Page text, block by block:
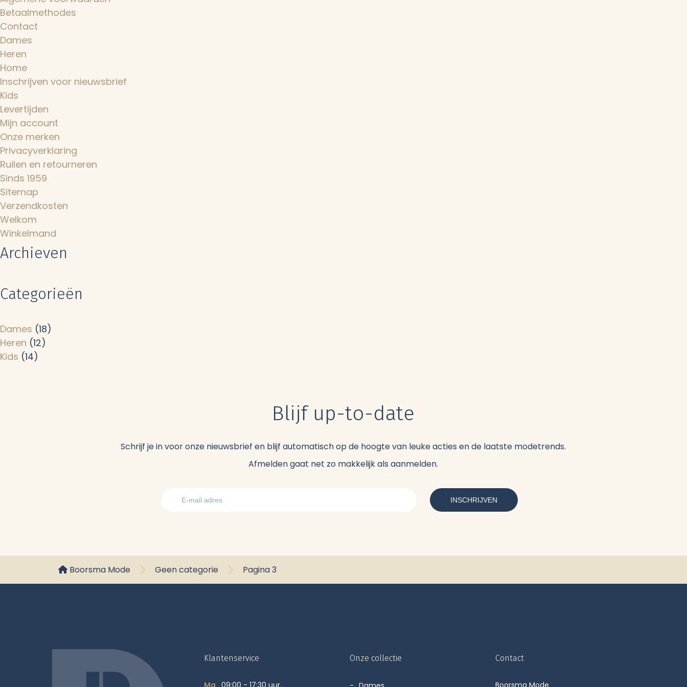
Betaalmethodes
Contact
Dames
Heren
Home
Inschrijven voor nieuwsbrief
Kids
Levertijden
Mijn account
Onze merken
Privacyverklaring
Ruilen en retourneren
Sinds 1959
Sitemap
Verzendkosten
Welkom
Winkelmand
Archieven
Categorieën
Dames (18)
Heren (12)
Kids (14)
Blijf up-to-date
Schrijf je in voor onze nieuwsbrief en blijf automatisch op de hoogte van leuke acties en de laatste modetrends.
Afmelden gaat net zo makkelijk als aanmelden.
Boorsma Mode Geen categorie Pagina 3
Klantenservice
Ma 09:00 - 17:30 uur.
Onze collectie Contact
Boorsma Mode